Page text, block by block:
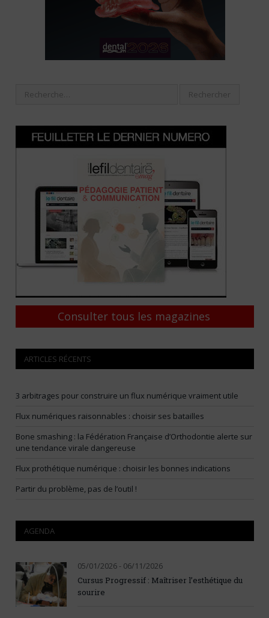
Consulter tous les magazines
ARTICLES RÉCENTS
3 arbitrages pour construire un flux numérique vraiment utile
Flux numériques raisonnables : choisir ses batailles
Bone smashing : la Fédération Française d’Orthodontie alerte sur
une tendance virale dangereuse
Flux prothétique numérique : choisir les bonnes indications
Partir du problème, pas de l’outil !
AGENDA
05/01/2026 - 06/11/2026
Cursus Progressif : Maîtriser l’esthétique du
sourire